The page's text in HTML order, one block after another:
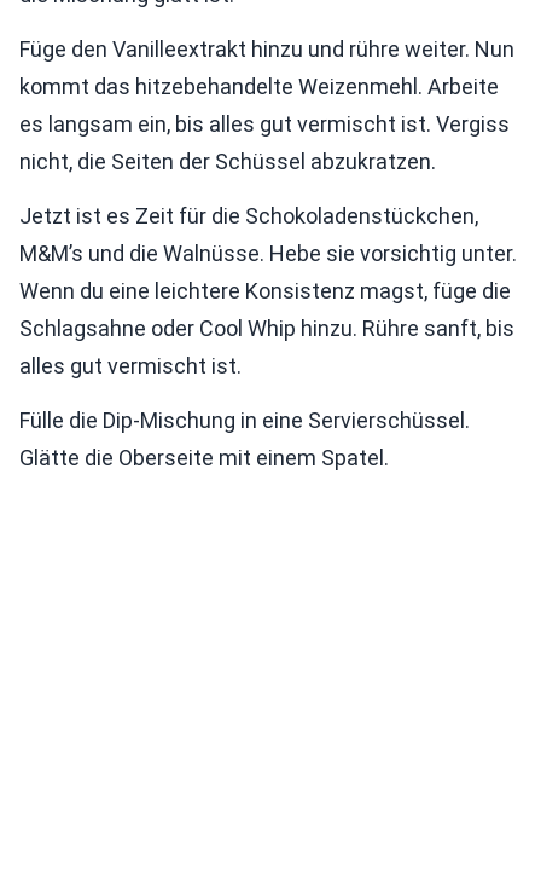
Füge den Vanilleextrakt hinzu und rühre weiter. Nun
kommt das hitzebehandelte Weizenmehl. Arbeite
es langsam ein, bis alles gut vermischt ist. Vergiss
nicht, die Seiten der Schüssel abzukratzen.
Jetzt ist es Zeit für die Schokoladenstückchen,
M&M’s und die Walnüsse. Hebe sie vorsichtig unter.
Wenn du eine leichtere Konsistenz magst, füge die
Schlagsahne oder Cool Whip hinzu. Rühre sanft, bis
alles gut vermischt ist.
Fülle die Dip-Mischung in eine Servierschüssel.
Glätte die Oberseite mit einem Spatel.